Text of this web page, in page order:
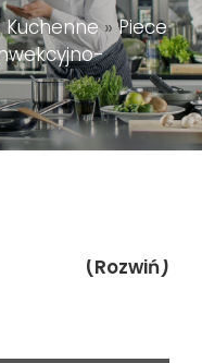
Kuchenne»Piece
(Rozwiń)